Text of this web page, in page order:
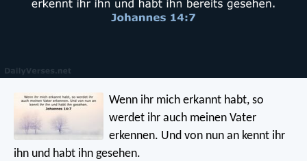
Wenn ihr mich erkannt habt, so
werdet ihr auch meinen Vater
erkennen. Und von nun an kennt ihr
ihn und habt ihn gesehen.